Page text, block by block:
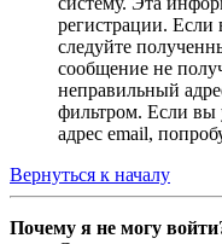
регистрации.
следуйте
сообщение не
неправильный
фильтром. Если вы
адрес email,
Вернуться к началу
Почему я не могу